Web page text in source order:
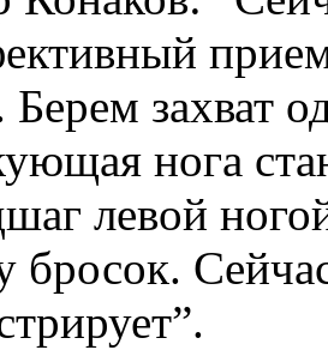
захват
нога
левой
бросок.